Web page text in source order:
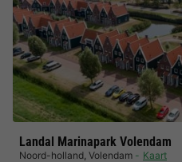
Landal Marinapark Volendam
Noord-holland, Volendam Kaart